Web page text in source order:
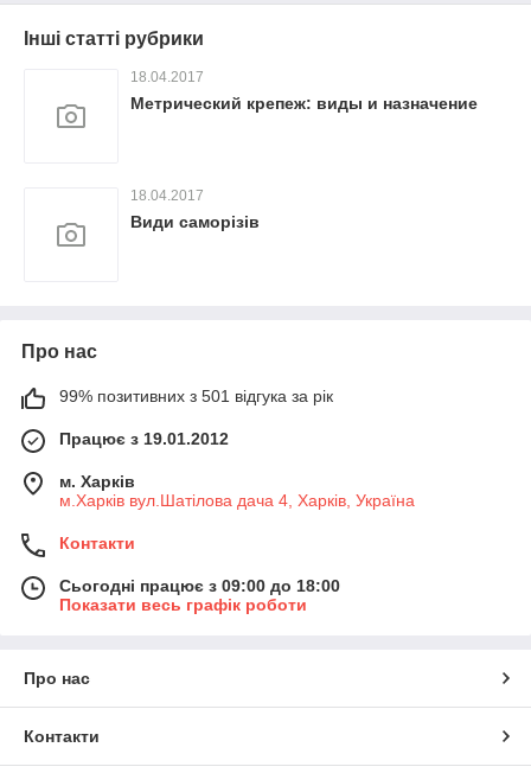
Інші статті рубрики
18.04.2017
Метрический крепеж: виды и назначение
18.04.2017
Види саморізів
Про нас
99% позитивних з 501 відгука за рік
Працює з 19.01.2012
м. Харків
м.Харків вул.Шатілова дача 4, Харків, Україна
Контакти
Сьогодні працює з 09:00 до 18:00
Показати весь графік роботи
Про нас
Контакти